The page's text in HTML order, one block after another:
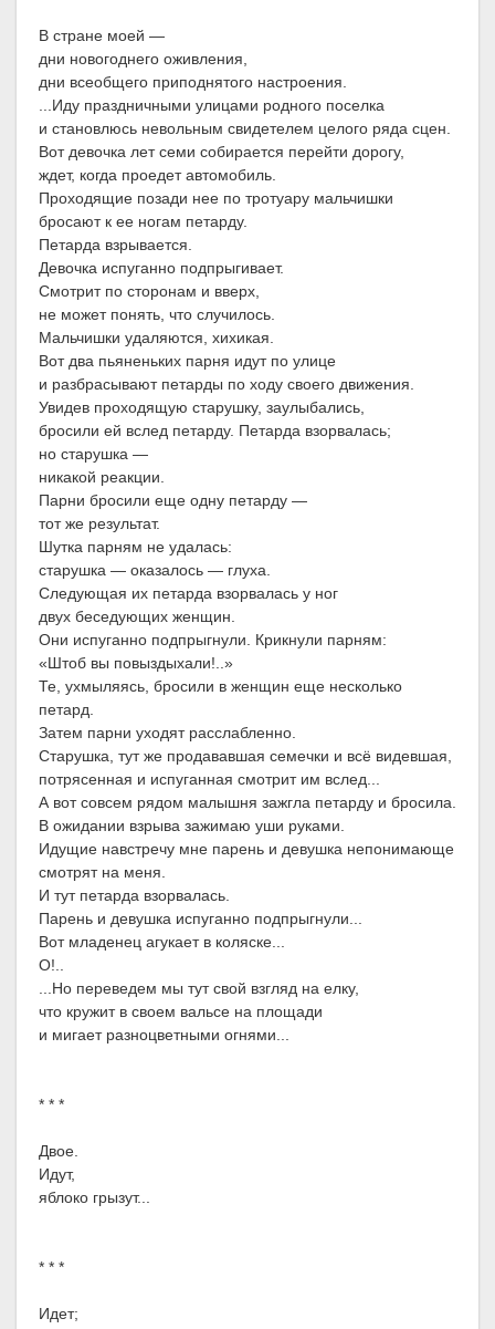
В стране моей —
дни новогоднего оживления,
дни всеобщего приподнятого настроения.
...Иду праздничными улицами родного поселка
и становлюсь невольным свидетелем целого ряда сцен.
Вот девочка лет семи собирается перейти дорогу,
ждет, когда проедет автомобиль.
Проходящие позади нее по тротуару мальчишки
бросают к ее ногам петарду.
Петарда взрывается.
Девочка испуганно подпрыгивает.
Смотрит по сторонам и вверх,
не может понять, что случилось.
Мальчишки удаляются, хихикая.
Вот два пьяненьких парня идут по улице
и разбрасывают петарды по ходу своего движения.
Увидев проходящую старушку, заулыбались,
бросили ей вслед петарду. Петарда взорвалась;
но старушка —
никакой реакции.
Парни бросили еще одну петарду —
тот же результат.
Шутка парням не удалась:
старушка — оказалось — глуха.
Следующая их петарда взорвалась у ног
двух беседующих женщин.
Они испуганно подпрыгнули. Крикнули парням:
«Штоб вы повыздыхали!..»
Те, ухмыляясь, бросили в женщин еще несколько
петард.
Затем парни уходят расслабленно.
Старушка, тут же продававшая семечки и всё видевшая,
потрясенная и испуганная смотрит им вслед...
А вот совсем рядом малышня зажгла петарду и бросила.
В ожидании взрыва зажимаю уши руками.
Идущие навстречу мне парень и девушка непонимающе
смотрят на меня.
И тут петарда взорвалась.
Парень и девушка испуганно подпрыгнули...
Вот младенец агукает в коляске...
О!..
...Но переведем мы тут свой взгляд на елку,
что кружит в своем вальсе на площади
и мигает разноцветными огнями...
* * *
Двое.
Идут,
яблоко грызут...
* * *
Идет;